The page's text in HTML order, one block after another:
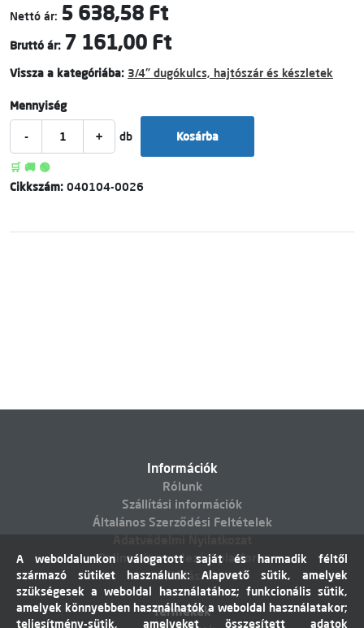
Nettó ár: 5 638,58 Ft
Bruttó ár: 7 161,00 Ft
Vissza a kategóriába: 3/4" dugókulcs, hajtószár és készletek
Mennyiség
- + db Kosárba
🛒 🚚 🟢
Cikkszám: 040104-0026
Információk
Rólunk
Szállítási információk
Általános Szerződési Feltételek
Online vitarendezési platform
Elállás
Termékek
A weboldalunkon válogatott saját és harmadik féltől
származó sütiket használunk: Alapvető sütik, amelyek
szükségesek a weboldal használatához; funkcionális sütik,
amelyek könnyebben használhatók a weboldal használatakor;
teljesítmény-sütik, amelyeket összesített adatok